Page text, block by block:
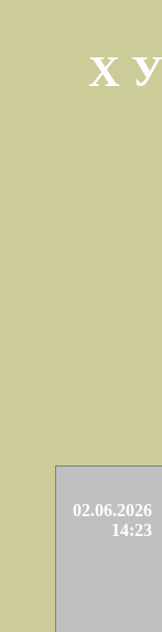
Х
02.06.2026
14:23